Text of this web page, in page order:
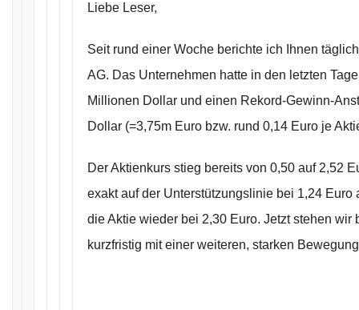
Liebe Leser,
Seit rund einer Woche berichte ich Ihnen
AG. Das Unternehmen hatte in den letzten
Millionen Dollar und einen Rekord-Gewinn-
Dollar (=3,75m Euro bzw. rund 0,14 Euro je
Der Aktienkurs stieg bereits von 0,50 auf 2,52
exakt auf der Unterstützungslinie bei 1,24
die Aktie wieder bei 2,30 Euro. Jetzt stehen wir
kurzfristig mit einer weiteren, starken